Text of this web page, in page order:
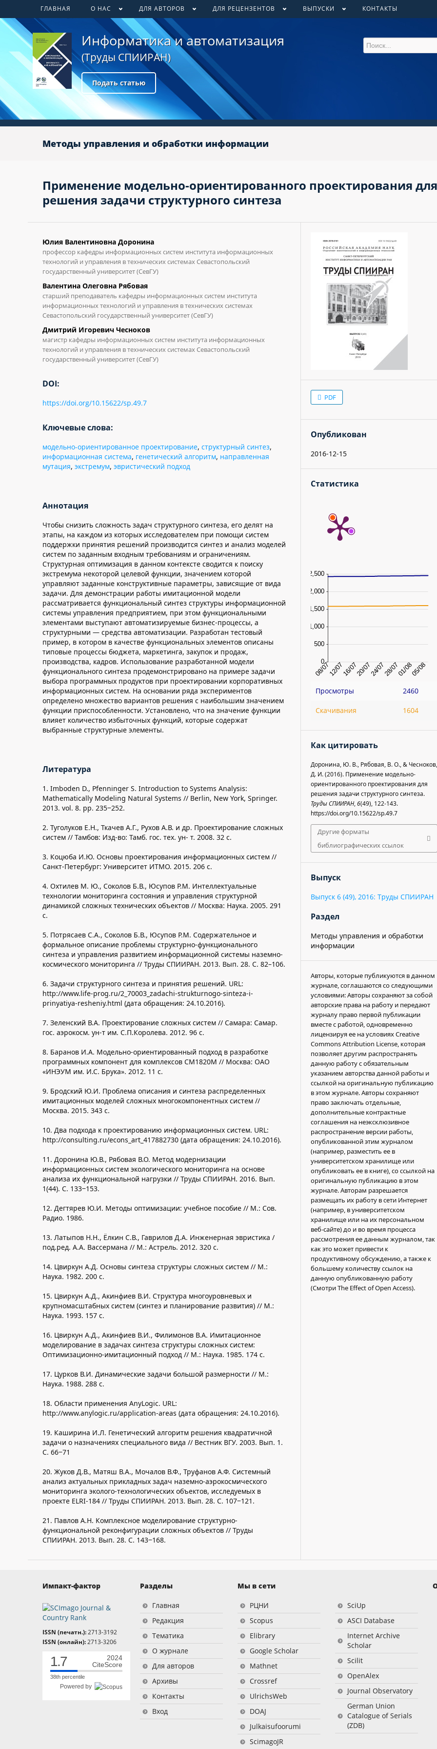
ГЛАВНАЯ О НАС ДЛЯ АВТОРОВ ДЛЯ РЕЦЕНЗЕНТОВ ВЫПУСКИ КОНТАКТЫ
Информатика и автоматизация
(Труды СПИИРАН)
Подать статью
Методы управления и обработки информации
Применение модельно-ориентированного проектирования для
решения задачи структурного синтеза
Юлия Валентиновна Доронина
профессор кафедры информационных систем института информационных
технологий и управления в технических системах Севастопольский
государственный университет (СевГУ)
Валентина Олеговна Рябовая
старший преподаватель кафедры информационных систем института
информационных технологий и управления в технических системах
Севастопольский государственный университет (СевГУ)
Дмитрий Игоревич Чесноков
магистр кафедры информационных систем института информационных
технологий и управления в технических системах Севастопольский
государственный университет (СевГУ)
DOI:
https://doi.org/10.15622/sp.49.7
Ключевые слова:
модельно-ориентированное проектирование, структурный синтез,
информационная система, генетический алгоритм, направленная
мутация, экстремум, эвристический подход
Аннотация
Чтобы снизить сложность задач структурного синтеза, его делят на
этапы, на каждом из которых исследователем при помощи систем
поддержки принятия решений производится синтез и анализ моделей
систем по заданным входным требованиям и ограничениям.
Структурная оптимизация в данном контексте сводится к поиску
экстремума некоторой целевой функции, значением которой
управляют заданные конструктивные параметры, зависящие от вида
задачи. Для демонстрации работы имитационной модели
рассматривается функциональный синтез структуры информационной
системы управления предприятием, при этом функциональными
элементами выступают автоматизируемые бизнес-процессы, а
структурными — средства автоматизации. Разработан тестовый
пример, в котором в качестве функциональных элементов описаны
типовые процессы бюджета, маркетинга, закупок и продаж,
производства, кадров. Использование разработанной модели
функционального синтеза продемонстрировано на примере задачи
выбора программных продуктов при проектировании корпоративных
информационных систем. На основании ряда экспериментов
определено множество вариантов решения с наибольшим значением
функции приспособленности. Установлено, что на значение функции
влияет количество избыточных функций, которые содержат
выбранные структурные элементы.
Литература
1. Imboden D., Pfenninger S. Introduction to Systems Analysis:
Mathematically Modeling Natural Systems // Berlin, New York, Springer.
2013. vol. 8. pp. 235‒252.
2. Туголуков Е.Н., Ткачев А.Г., Рухов А.В. и др. Проектирование сложных
систем // Тамбов: Изд-во: Тамб. гос. тех. ун- т. 2008. 32 с.
3. Коцюба И.Ю. Основы проектирования информационных систем //
Санкт-Петербург: Университет ИТМО. 2015. 206 с.
4. Охтилев М. Ю., Соколов Б.В., Юсупов Р.М. Интеллектуальные
технологии мониторинга состояния и управления структурной
динамикой сложных технических объектов // Москва: Наука. 2005. 291
с.
5. Потрясаев С.А., Соколов Б.В., Юсупов Р.М. Содержательное и
формальное описание проблемы структурно-функционального
синтеза и управления развитием информационной системы наземно-
космического мониторинга // Труды СПИИРАН. 2013. Вып. 28. С. 82–106.
6. Задачи структурного синтеза и принятия решений. URL:
http://www.life-prog.ru/2_70003_zadachi-strukturnogo-sinteza-i-
prinyatiya-resheniy.html (дата обращения: 24.10.2016).
7. Зеленский В.А. Проектирование сложных систем // Самара: Самар.
гос. аэрокосм. ун-т им. С.П.Королева. 2012. 96 с.
8. Баранов И.А. Модельно-ориентированный подход в разработке
программных компонент для комплексов СМ1820М // Москва: ОАО
«ИНЭУМ им. И.С. Брука». 2012. 11 с.
9. Бродский Ю.И. Проблема описания и синтеза распределенных
имитационных моделей сложных многокомпонентных систем //
Москва. 2015. 343 с.
10. Два подхода к проектированию информационных систем. URL:
http://consulting.ru/econs_art_417882730 (дата обращения: 24.10.2016).
11. Доронина Ю.В., Рябовая В.О. Метод модернизации
информационных систем экологического мониторинга на основе
анализа их функциональной нагрузки // Труды СПИИРАН. 2016. Вып.
1(44). С. 133‒153.
12. Дегтярев Ю.И. Методы оптимизации: учебное пособие // М.: Сов.
Радио. 1986.
13. Латыпов Н.Н., Ёлкин С.В., Гаврилов Д.А. Инженерная эвристика /
под.ред. А.А. Вассермана // М.: Астрель. 2012. 320 с.
14. Цвиркун А.Д. Основы синтеза структуры сложных систем // М.:
Наука. 1982. 200 с.
15. Цвиркун А.Д., Акинфиев В.И. Структура многоуровневых и
крупномасштабных систем (синтез и планирование развития) // М.:
Наука. 1993. 157 с.
16. Цвиркун А.Д., Акинфиев В.И., Филимонов В.А. Имитационное
моделирование в задачах синтеза структуры сложных систем:
Оптимизационно-имитационный подход // М.: Наука. 1985. 174 с.
17. Цурков В.И. Динамические задачи большой размерности // М.:
Наука. 1988. 288 с.
18. Области применения AnyLogic. URL:
http://www.anylogic.ru/application-areas (дата обращения: 24.10.2016).
19. Каширина И.Л. Генетический алгоритм решения квадратичной
задачи о назначениях специального вида // Вестник ВГУ. 2003. Вып. 1.
С. 66‒71
20. Жуков Д.В., Матяш В.А., Мочалов В.Ф., Труфанов А.Ф. Системный
анализ актуальных прикладных задач наземно-аэрокосмического
мониторинга эколого-технологических объектов, исследуемых в
проекте ELRI-184 // Труды СПИИРАН. 2013. Вып. 28. C. 107‒121.
21. Павлов А.Н. Комплексное моделирование структурно-
функциональной реконфигурации сложных объектов // Труды
СПИИРАН. 2013. Вып. 28. C. 143‒168.
PDF
Опубликован
2016-12-15
Статистика
Просмотры 2460
Скачивания 1604
Как цитировать
Доронина, Ю. В., Рябовая, В. О., & Чесноков,
Д. И. (2016). Применение модельно-
ориентированного проектирования для
решения задачи структурного синтеза.
Труды СПИИРАН,6(49), 122-143.
https://doi.org/10.15622/sp.49.7
Другие форматы
библиографических ссылок
Выпуск
Выпуск 6 (49), 2016: Труды СПИИРАН
Раздел
Методы управления и обработки
информации
Авторы, которые публикуются в данном
журнале, соглашаются со следующими
условиями: Авторы сохраняют за собой
авторские права на работу и передают
журналу право первой публикации
вместе с работой, одновременно
лицензируя ее на условиях Creative
Commons Attribution License, которая
позволяет другим распространять
данную работу с обязательным
указанием авторства данной работы и
ссылкой на оригинальную публикацию
в этом журнале. Авторы сохраняют
право заключать отдельные,
дополнительные контрактные
соглашения на неэксклюзивное
распространение версии работы,
опубликованной этим журналом
(например, разместить ее в
университетском хранилище или
опубликовать ее в книге), со ссылкой на
оригинальную публикацию в этом
журнале. Авторам разрешается
размещать их работу в сети Интернет
(например, в университетском
хранилище или на их персональном
веб-сайте) до и во время процесса
рассмотрения ее данным журналом, так
как это может привести к
продуктивному обсуждению, а также к
большему количеству ссылок на
данную опубликованную работу
(Смотри The Effect of Open Access).
Импакт-фактор
ISSN (печатн.):2713-3192
ISSN (онлайн):2713-3206
1.7
2024
CiteScore
38th percentile
Powered by
Разделы
Главная
Редакция
Тематика
О журнале
Для авторов
Архивы
Контакты
Вход
Мы в сети
РЦНИ
Scopus
Elibrary
Google Scholar
Mathnet
Crossref
UlrichsWeb
DOAJ
Julkaisufoorumi
ScimagoJR
SciUp
ASCI Database
Internet Archive
Scholar
Scilit
OpenAlex
Journal Observatory
German Union
Catalogue of Serials
(ZDB)